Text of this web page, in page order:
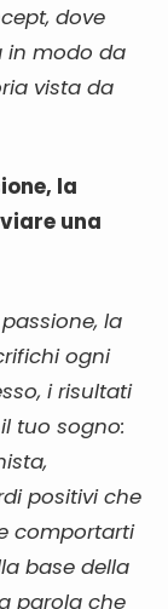
dove
in modo da
vista da
la
una
la
ogni
i risultati
tuo sogno:
positivi che
comportarti
base della
parola che